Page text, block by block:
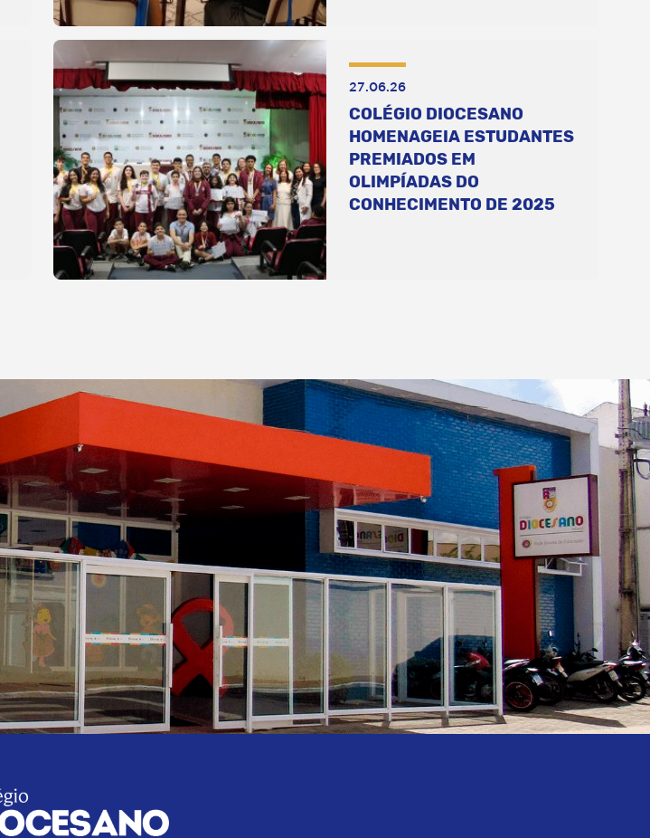
27.06.26
COLÉGIO DIOCESANO
HOMENAGEIA ESTUDANTES
PREMIADOS EM
OLIMPÍADAS DO
CONHECIMENTO DE 2025